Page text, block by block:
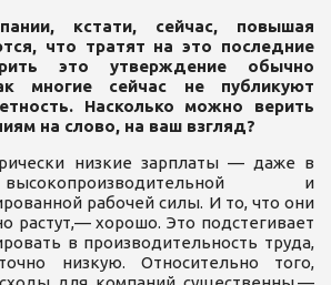
кстати, сейчас, повышая
что тратят на это последние
это утверждение обычно
многие сейчас не публикуют
Насколько можно верить
на слово, на ваш взгляд?
низкие зарплаты — даже в
и
рабочей силы. И то, что они
растут,— хорошо. Это подстегивает
в производительность труда,
низкую. Относительно того,